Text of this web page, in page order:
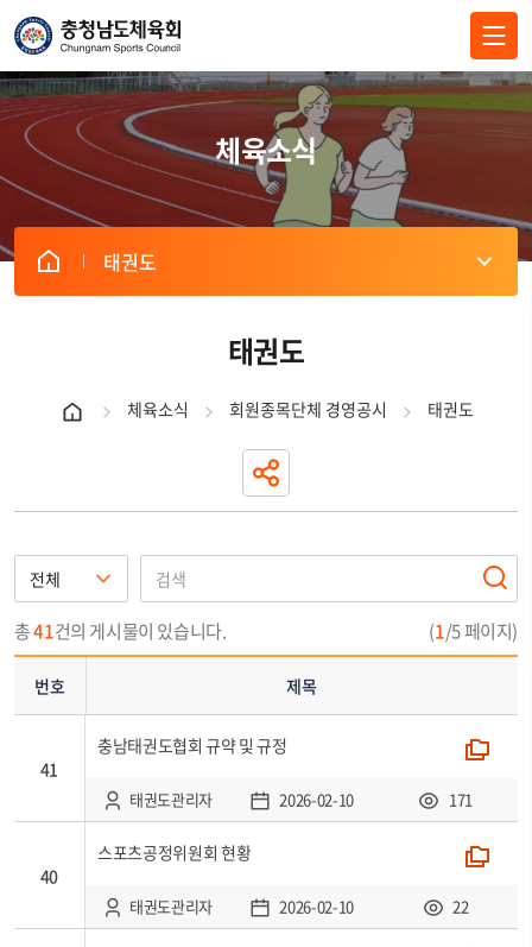
전체메뉴 닫기
체육소식
태권도
태권도
체육소식 회원종목단체 경영공시 태권도
총41건의 게시물이 있습니다. (1/5 페이지)
시
번
목,
등
회
번호 제목
41
충남태권도협회 규약 및 규정
태권도관리자 2026-02-10 171
40
스포츠공정위원회 현황
태권도관리자 2026-02-10 22